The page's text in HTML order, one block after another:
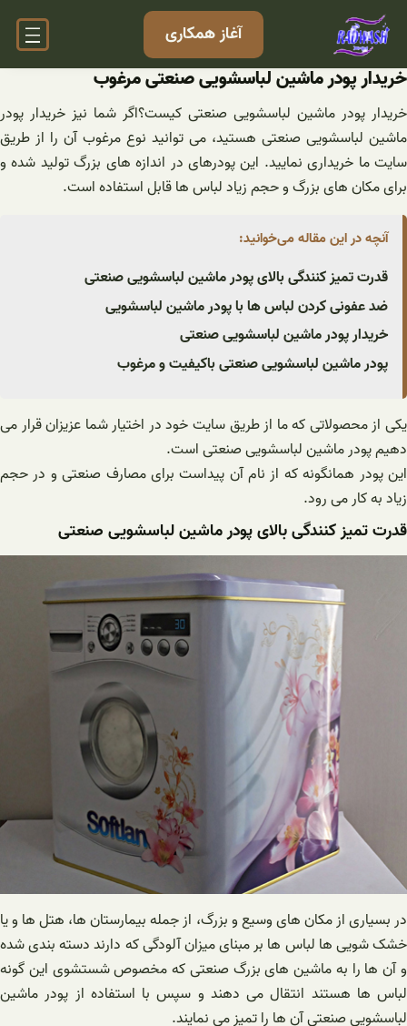
رفتن
آغاز همکاری
خریدار پودر ماشین لباسشویی صنعتی مرغوب
خریدار پودر ماشین لباسشویی صنعتی کیست؟اگر شما نیز خریدار پودر
ماشین لباسشویی صنعتی هستید، می توانید نوع مرغوب آن را از طریق
سایت ما خریداری نمایید. این پودرهای در اندازه های بزرگ تولید شده و
برای مکان های بزرگ و حجم زیاد لباس ها قابل استفاده است.
آنچه در این مقاله می‌خوانید:
قدرت تمیز کنندگی بالای پودر ماشین لباسشویی صنعتی
ضد عفونی کردن لباس ها با پودر ماشین لباسشویی
خریدار پودر ماشین لباسشویی صنعتی
پودر ماشین لباسشویی صنعتی باکیفیت و مرغوب
یکی از محصولاتی که ما از طریق سایت خود در اختیار شما عزیزان قرار می
دهیم پودر ماشین لباسشویی صنعتی است.
این پودر همانگونه که از نام آن پیداست برای مصارف صنعتی و در حجم
زیاد به کار می رود.
قدرت تمیز کنندگی بالای پودر ماشین لباسشویی صنعتی
در بسیاری از مکان های وسیع و بزرگ، از جمله بیمارستان ها، هتل ها و یا
خشک شویی ها لباس ها بر مبنای میزان آلودگی که دارند دسته بندی شده
و آن ها را به ماشین های بزرگ صنعتی که مخصوص شستشوی این گونه
لباس ها هستند انتقال می دهند و سپس با استفاده از پودر ماشین
لباسشویی صنعتی آن ها را تمیز می نمایند.